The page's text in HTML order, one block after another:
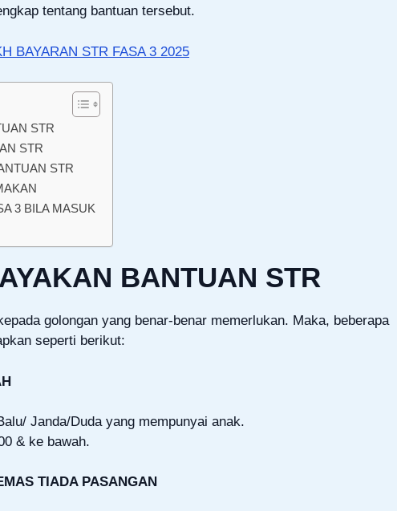
tentang bantuan tersebut.
BAYARAN STR FASA 3 2025
STR
STR
STR
3 BILA MASUK
BANTUAN STR
golongan yang benar-benar memerlukan. Maka, beberapa
seperti berikut:
Janda/Duda yang mempunyai anak.
& ke bawah.
TIADA PASANGAN